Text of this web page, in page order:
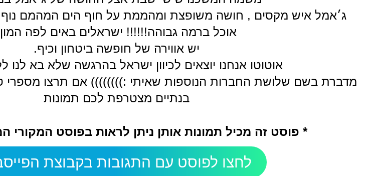
ג׳אמל איש מקסים , חושה משופצת ומהממת על חוף הים המהמם נוף
אוכל ברמה גבוהה!!!!!! ישראלים באים לפה
יש אווירה של חופשה ביטחון וכיף.
אוטוטו אנחנו יוצאים לכיוון ישראל בהרגשה שלא בא
מדברת בשם שלושת החברות הנוספות שאיתי :)))))))) אם תרצו מספרי
בנתיים מצטרפת לכם תמונות
* פוסט זה מכיל תמונות אותן ניתן לראות בפוסט המקורי
לחצו לפוסט עם התגובות בקבוצת